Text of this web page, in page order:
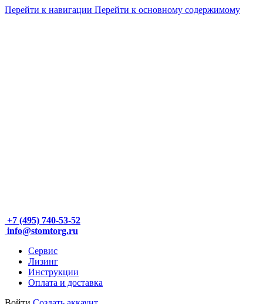
Перейти к навигации Перейти к основному содержимому
+7 (495) 740-53-52
info@stomtorg.ru
Сервис
Лизинг
Инструкции
Оплата и доставка